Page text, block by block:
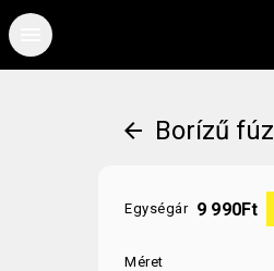
arrow_back Borízű
Egységár 9 990Ft
Méret